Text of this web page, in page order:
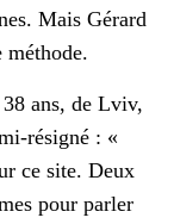
Mais Gérard
méthode.
ans, de Lviv,
résigné : «
ce site. Deux
pour parler